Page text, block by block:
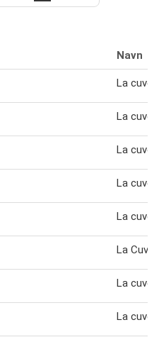
Navn
La
La
La
La
La cuvée
La
La
La cuvée